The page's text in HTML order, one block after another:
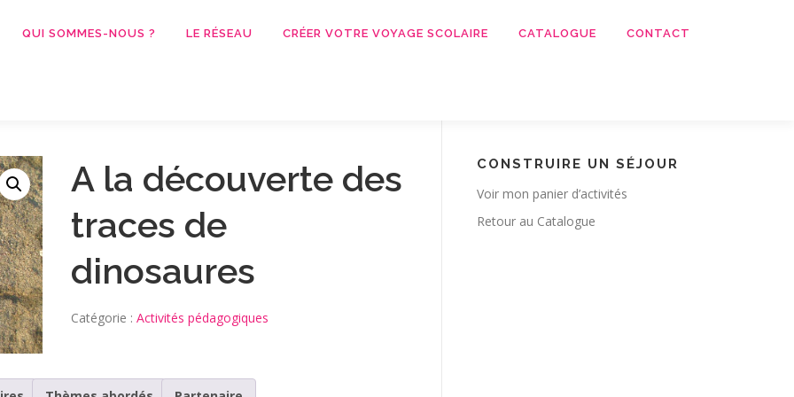
QUI SOMMES-NOUS ? LE RÉSEAU CRÉER VOTRE VOYAGE SCOLAIRE CATALOGUE CONTACT
A la découverte des
traces de
dinosaures
Catégorie : Activités pédagogiques
CONSTRUIRE UN SÉJOUR
Voir mon panier d’activités
Retour au Catalogue